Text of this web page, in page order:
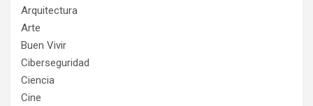
Arquitectura
Arte
Buen Vivir
Ciberseguridad
Ciencia
Cine